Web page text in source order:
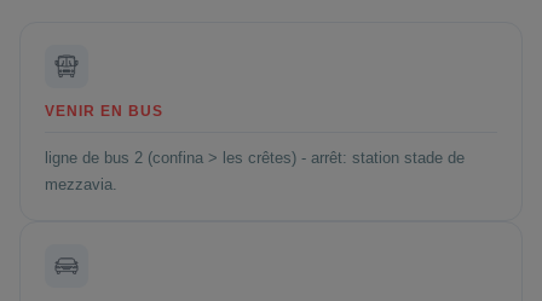
VENIR EN BUS
ligne de bus 2 (confina > les crêtes) - arrêt: station stade de
mezzavia.